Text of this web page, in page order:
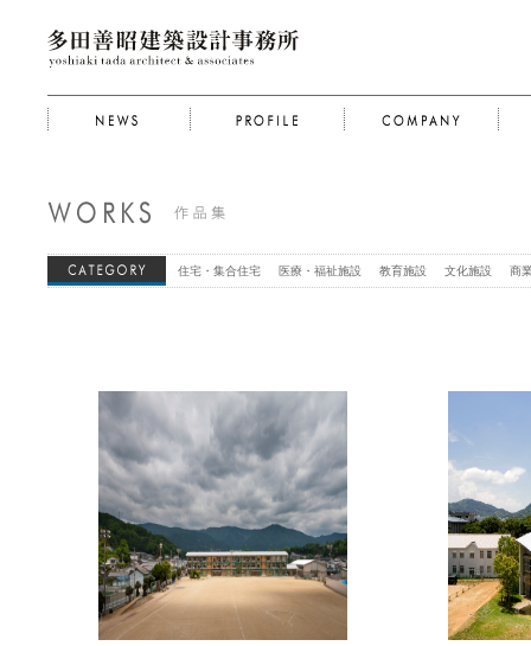
住宅・集合住宅 医療・福祉施設 教育施設 文化施設 商